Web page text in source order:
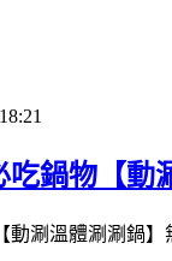
18:21
吃鍋物【動